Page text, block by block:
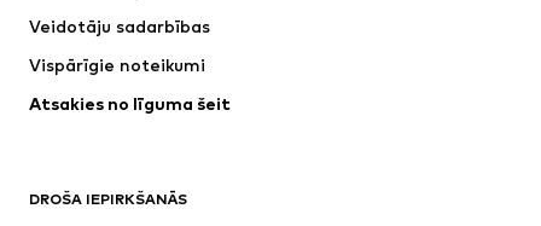
Apakšveļa
Mēteļi
Veidotāju sadarbības
Vispārīgie noteikumi
Atsakies no līguma šeit
DROŠA IEPIRKŠANĀS